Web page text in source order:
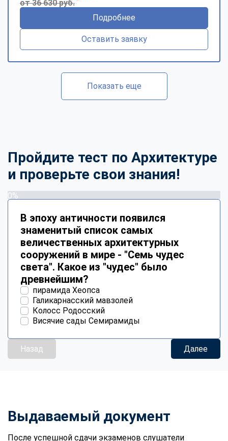
от 36 630 руб.
Подробнее
Оставить заявку
Показать еще
Пройдите тест по Архитектуре
и проверьте свои знания!
0%
В эпоху античности появился
знаменитый список самых
величественных архитектурных
сооружений в мире - "Семь чудес
света". Какое из "чудес" было
древнейшим?
пирамида Хеопса
Галикарнасский мавзолей
Колосс Родосский
Висячие сады Семирамиды
Назад Далее
Выдаваемый документ
После успешной сдачи экзаменов слушатели